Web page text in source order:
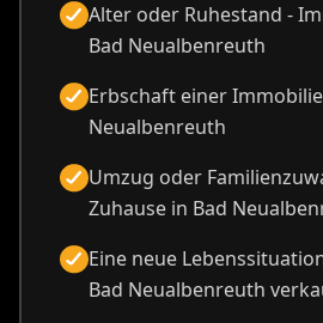
Alter oder Ruhestand -
Bad Neualbenreuth
Erbschaft einer
Neualbenreuth
Umzug oder
Zuhause in Bad
Eine neue
Bad Neualbenreuth